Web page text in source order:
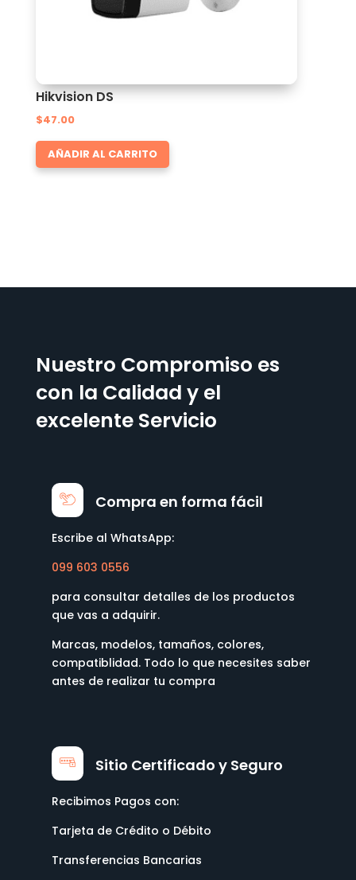
Hikvision DS
$47.00
AÑADIR AL CARRITO
Nuestro Compromiso es
con la Calidad y el
excelente Servicio
Compra en forma fácil
Escribe al WhatsApp:
099 603 0556
para consultar detalles de los productos
que vas a adquirir.
Marcas, modelos, tamaños, colores,
compatiblidad. Todo lo que necesites saber
antes de realizar tu compra
Sitio Certificado y Seguro
Recibimos Pagos con:
Tarjeta de Crédito o Débito
Transferencias Bancarias